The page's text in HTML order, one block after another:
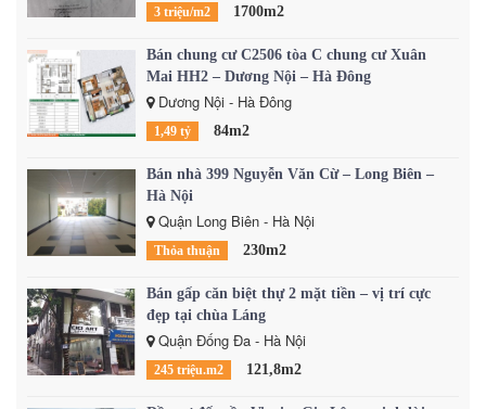
3 triệu/m2 1700m2
Bán chung cư C2506 tòa C chung cư Xuân
Mai HH2 – Dương Nội – Hà Đông
Dương Nội - Hà Đông
1,49 tỷ 84m2
Bán nhà 399 Nguyễn Văn Cừ – Long Biên –
Hà Nội
Quận Long Biên - Hà Nội
Thỏa thuận 230m2
Bán gấp căn biệt thự 2 mặt tiền – vị trí cực
đẹp tại chùa Láng
Quận Đống Đa - Hà Nội
245 triệu.m2 121,8m2